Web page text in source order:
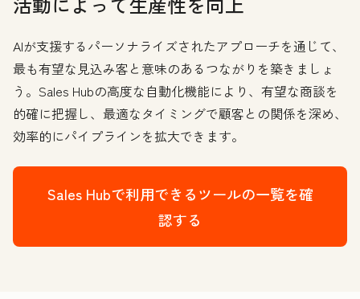
AIが支援するパーソナライズされたアプローチを通じて、
最も有望な見込み客と意味のあるつながりを築きましょ
う。Sales Hubの高度な自動化機能により、有望な商談を
的確に把握し、最適なタイミングで顧客との関係を深め、
効率的にパイプラインを拡大できます。
Sales Hubで利用できるツールの一覧を確
認する